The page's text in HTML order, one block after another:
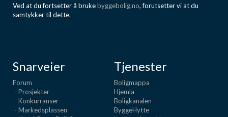
Ved at du fortsetter å brukebyggebolig.no, forutsetter vi at du
samtykker til dette.
Snarveier
Forum
- Prosjekter
- Konkurranser
- Markedsplassen
Tjenester
Boligmappa
Hjemla
Boligkanalen
ByggeHytte